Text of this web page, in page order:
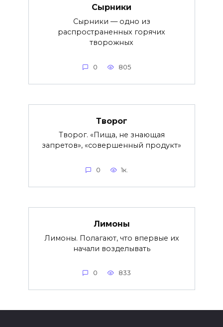
Сырники
Сырники — одно из
распространенных горячих
творожных
0 805
Творог
Творог. «Пища, не знающая
запретов», «совершенный продукт»
0 1к.
Лимоны
Лимоны. Полагают, что впервые их
начали возделывать
0 833